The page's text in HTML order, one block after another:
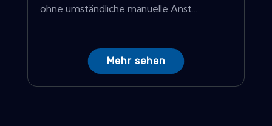
ohne umständliche manuelle Anst...
Mehr sehen